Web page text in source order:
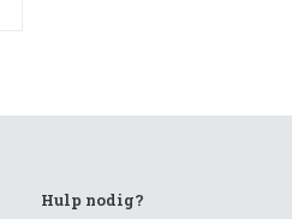
Hulp nodig?